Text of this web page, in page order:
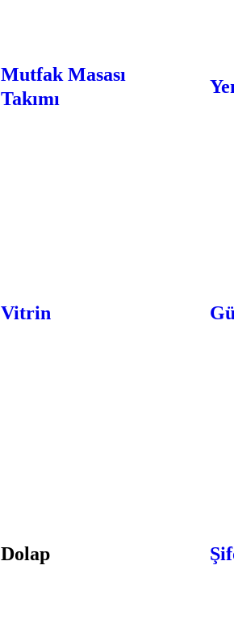
Mutfak Masası
Takımı
Vitrin
Dolap